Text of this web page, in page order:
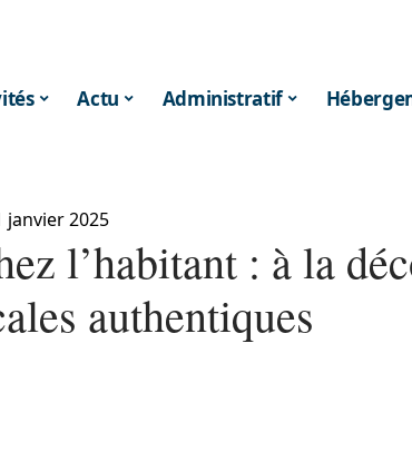
Actu Administratif
janvier 2025
l’habitant : à la
authentiques